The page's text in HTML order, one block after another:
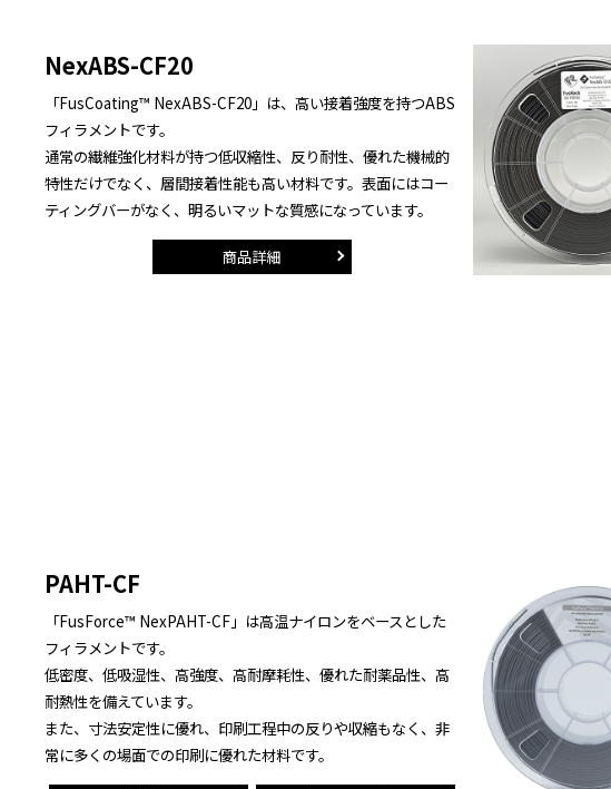
NexABS-CF20
「FusCoating™ NexABS-CF20」は、高い接着強度を持つABS
フィラメントです。
通常の繊維強化材料が持つ低収縮性、反り耐性、優れた機械的
特性だけでなく、層間接着性能も高い材料です。表面にはコー
ティングバーがなく、明るいマットな質感になっています。
商品詳細
PAHT-CF
「FusForce™ NexPAHT-CF」は高温ナイロンをベースとした
フィラメントです。
低密度、低吸湿性、高強度、高耐摩耗性、優れた耐薬品性、高
耐熱性を備えています。
また、寸法安定性に優れ、印刷工程中の反りや収縮もなく、非
常に多くの場面での印刷に優れた材料です。